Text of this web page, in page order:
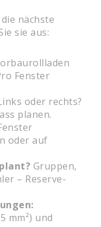
nächste
sie aus:
Fenster
oder rechts?
planen.
oder auf
Gruppen,
– Reserve-
mm²) und